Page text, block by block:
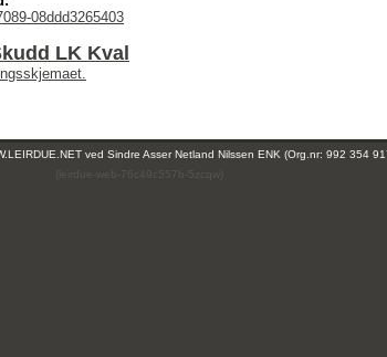
08ddd3265403
LK Kval
ved Sindre Asser Netland Nilssen ENK (Org.nr: 992 354
(leirdue-web-76c49c557b-5zcqw)